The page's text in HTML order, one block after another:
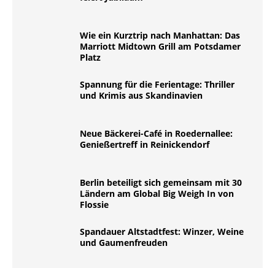
Wie ein Kurztrip nach Manhattan: Das
Marriott Midtown Grill am Potsdamer
Platz
Spannung für die Ferientage: Thriller
und Krimis aus Skandinavien
Neue Bäckerei-Café in Roedernallee:
Genießertreff in Reinickendorf
Berlin beteiligt sich gemeinsam mit 30
Ländern am Global Big Weigh In von
Flossie
Spandauer Altstadtfest: Winzer, Weine
und Gaumenfreuden